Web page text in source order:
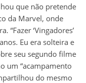
que não pretende
da Marvel, onde
“Fazer ‘Vingadores’
Eu era solteira e
seu segundo filme
um “acampamento
do mesmo